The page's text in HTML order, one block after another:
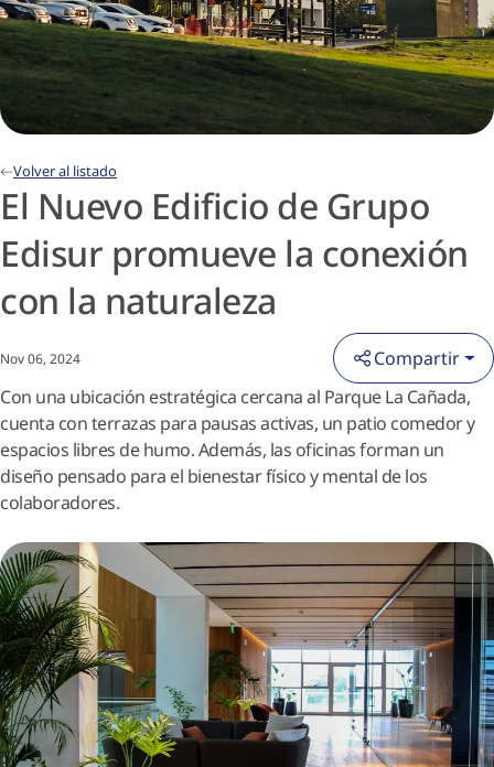
Volver al listado
El Nuevo Edificio de Grupo
Edisur promueve la conexión
con la naturaleza
Nov 06, 2024
Compartir
Con una ubicación estratégica cercana al Parque La Cañada,
cuenta con terrazas para pausas activas, un patio comedor y
espacios libres de humo. Además, las oficinas forman un
diseño pensado para el bienestar físico y mental de los
colaboradores.